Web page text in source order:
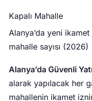
Kapalı Mahalle
Alanya’da yeni
mahalle sayısı (2026)
Alanya’da Güvenli
alarak yapılacak her
mahallenin ikamet